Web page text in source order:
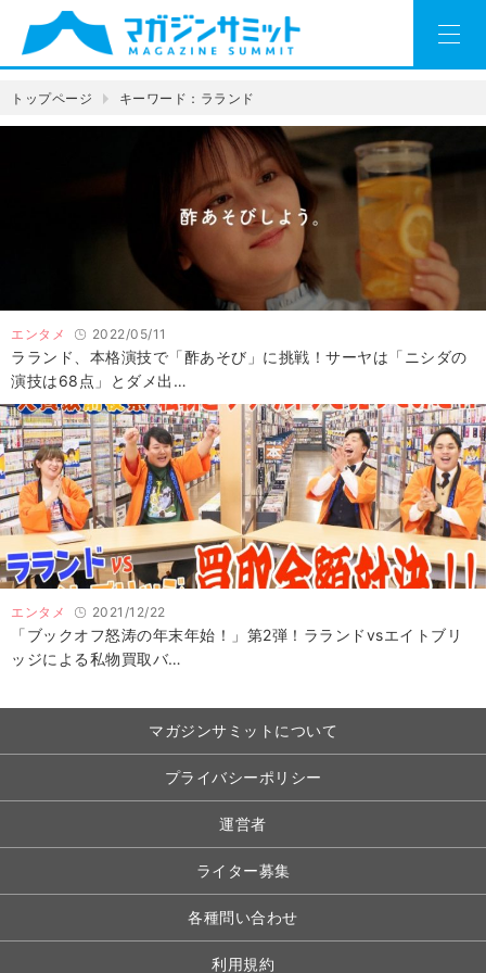
トップページ キーワード：ラランド
エンタメ 2022/05/11
ラランド、本格演技で「酢あそび」に挑戦！サーヤは「ニシダの
演技は68点」とダメ出…
エンタメ 2021/12/22
「ブックオフ怒涛の年末年始！」第2弾！ラランドvsエイトブリ
ッジによる私物買取バ…
マガジンサミットについて
プライバシーポリシー
運営者
ライター募集
各種問い合わせ
利用規約